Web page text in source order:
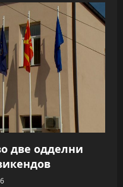
две одделни